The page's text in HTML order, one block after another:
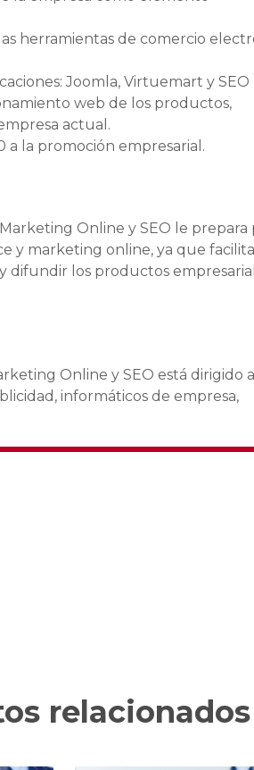
herramientas de comercio
Joomla, Virtuemart y SEO
web de los productos,
actual.
a la promoción empresarial.
Online y SEO le prepara
y marketing online, ya que
difundir los productos
Online y SEO está dirigido a
informáticos de empresa,
relacionados